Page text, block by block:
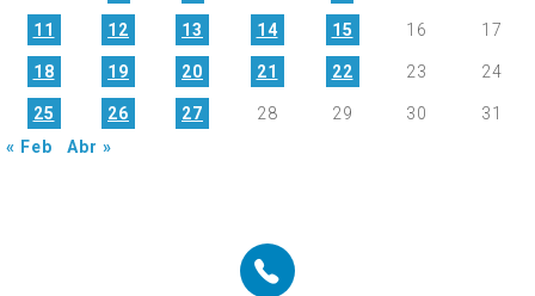
11 12 13 14 15 16 17
18 19 20 21 22 23 24
25 26 27 28 29 30
31
« Feb
Abr »